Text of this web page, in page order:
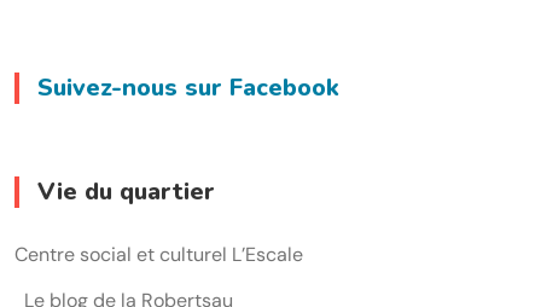
Suivez-nous sur Facebook
Vie du quartier
Centre social et culturel L’Escale
Le blog de la Robertsau